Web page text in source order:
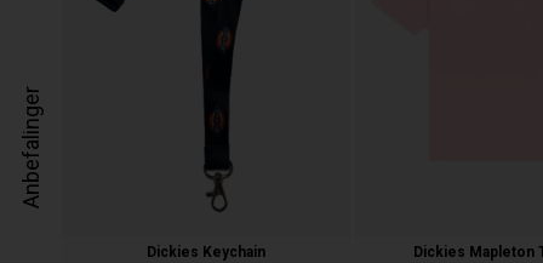
Anbefalinger
Dickies Keychain Dickies Mapleton